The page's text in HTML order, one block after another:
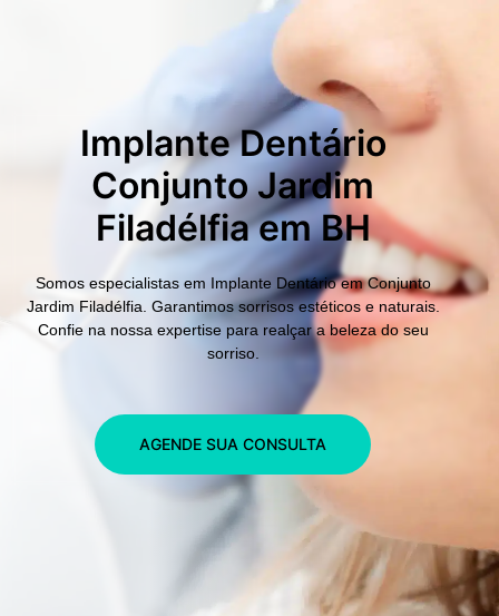
Implante Dentário
Conjunto Jardim
Filadélfia em BH
Somos especialistas em Implante Dentário em Conjunto
Jardim Filadélfia. Garantimos sorrisos estéticos e naturais.
Confie na nossa expertise para realçar a beleza do seu
sorriso.
AGENDE SUA CONSULTA